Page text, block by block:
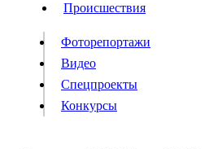
Происшествия
Видео
Конкурсы
Происшествия
Фоторепортажи
Видео
Спецпроекты
Конкурсы